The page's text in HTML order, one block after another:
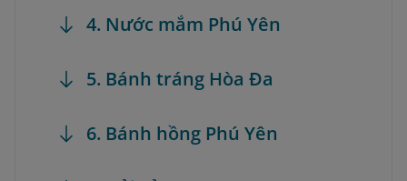
4. Nước mắm Phú Yên
5. Bánh tráng Hòa Đa
6. Bánh hồng Phú Yên